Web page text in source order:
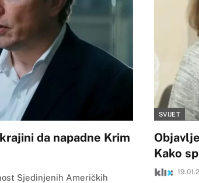
da napadne Krim
Sjedinjenih Američkih
SVIJET
Kako